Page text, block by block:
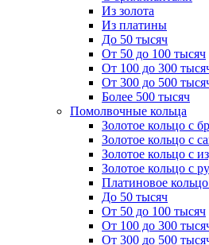
Из золота
Из платины
До 50 тысяч
От 50 до 100 тысяч
От 100 до 300
От 300 до 500
Более 500 тысяч
Помолвочные кольца
Золотое кольцо с
Золотое кольцо с
Золотое кольцо с
Золотое кольцо с
Платиновое
До 50 тысяч
От 50 до 100 тысяч
От 100 до 300
От 300 до 500